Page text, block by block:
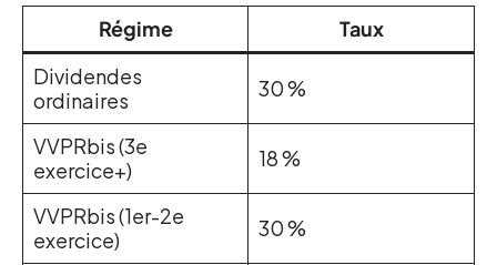
Régime
Taux
Dividendes
ordinaires
30 %
VVPRbis (3e
exercice+)
18 %
VVPRbis (1er-2e
exercice)
30 %